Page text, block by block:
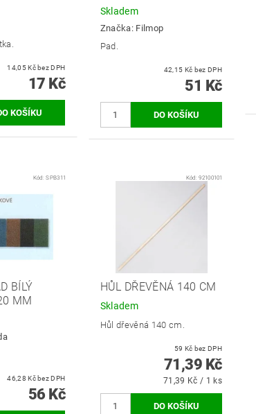
14,05 Kč bez DPH
17 Kč
Skladem
Značka: Filmop
Pad.
42,15 Kč bez DPH
51 Kč
Kód:SPB311
BÍLÝ
MM
46,28 Kč bez DPH
56 Kč
Kód:92100101
HŮL DŘEVĚNÁ 140 CM
Skladem
Hůl dřevěná 140 cm.
59 Kč bez DPH
71,39 Kč
71,39 Kč / 1 ks